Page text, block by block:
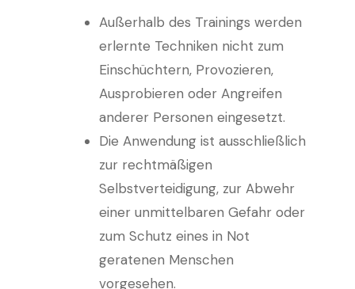
Außerhalb des Trainings werden
erlernte Techniken nicht zum
Einschüchtern, Provozieren,
Ausprobieren oder Angreifen
anderer Personen eingesetzt.
Die Anwendung ist ausschließlich
zur rechtmäßigen
Selbstverteidigung, zur Abwehr
einer unmittelbaren Gefahr oder
zum Schutz eines in Not
geratenen Menschen
vorgesehen.